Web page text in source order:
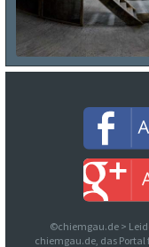
©chiemgau.de >
chiemgau.de, das Portal